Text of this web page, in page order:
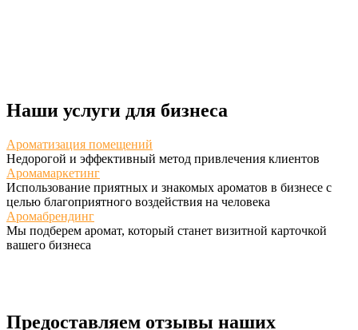
Наши услуги для бизнеса
Ароматизация помещений
Недорогой и эффективный метод привлечения клиентов
Аромамаркетинг
Использование приятных и знакомых ароматов в бизнесе с
целью благоприятного воздействия на человека
Аромабрендинг
Мы подберем аромат, который станет визитной карточкой
вашего бизнеса
Предоставляем отзывы наших